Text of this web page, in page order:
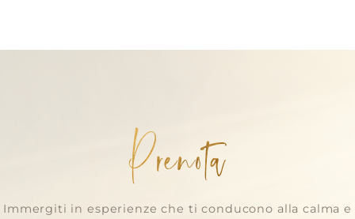
Prenota
Immergiti in esperienze che ti conducono alla calma e